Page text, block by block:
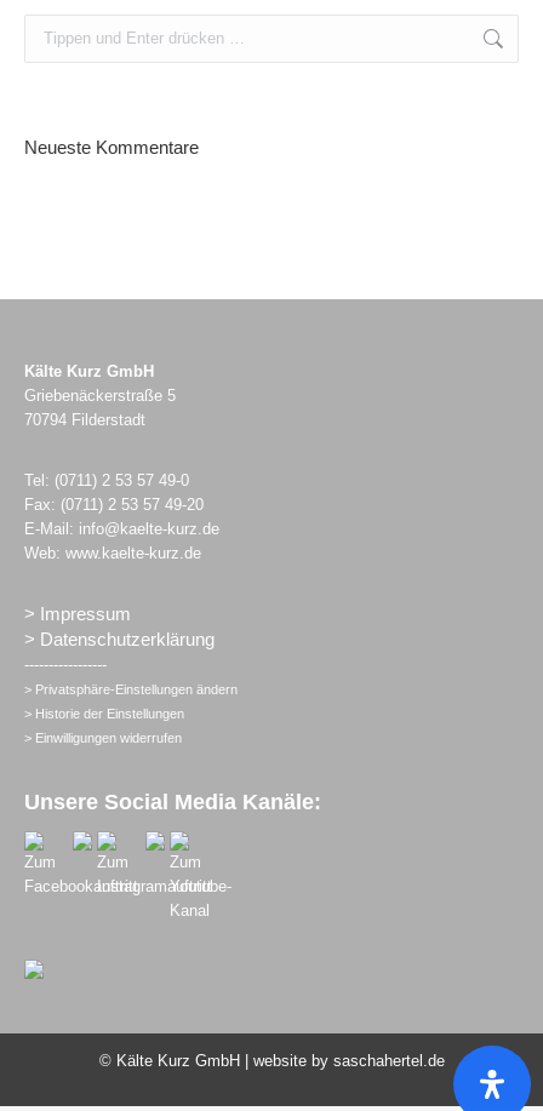
Neueste Kommentare
Kälte Kurz GmbH
Griebenäckerstraße 5
70794 Filderstadt
Tel: (0711) 2 53 57 49-0
Fax: (0711) 2 53 57 49-20
E-Mail: info@kaelte-kurz.de
Web: www.kaelte-kurz.de
>
Impressum
> Datenschutzerklärung
-----------------
> Privatsphäre-Einstellungen ändern
> Historie der Einstellungen
> Einwilligungen widerrufen
Unsere Social Media Kanäle:
© Kälte Kurz GmbH | website by saschahertel.de